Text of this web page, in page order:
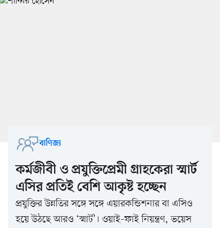
বাণিজ্য
কর্মজীবী ও প্রযুক্তিপ্রেমী গ্রাহকেরা স্মার্ট
এসির প্রতিই বেশি আকৃষ্ট হচ্ছেন
প্রযুক্তির উন্নতির সঙ্গে সঙ্গে এয়ারকন্ডিশনার বা এসিও
হয়ে উঠছে আরও ‘স্মার্ট’। ওয়াই–ফাই নিয়ন্ত্রণ, ভয়েস